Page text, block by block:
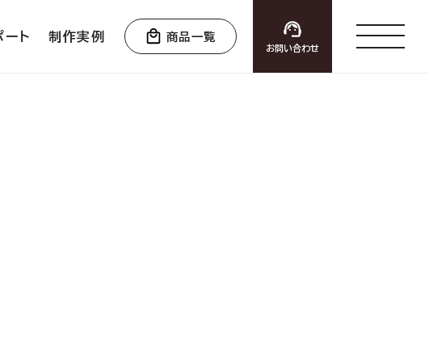
ート 制作実例 商品一覧
お問い合わせ